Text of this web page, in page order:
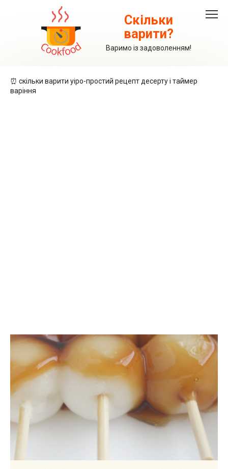
Скільки
варити?
Варимо із задоволенням!
⏰ скільки варити уіро-простий рецепт десерту і таймер
варіння